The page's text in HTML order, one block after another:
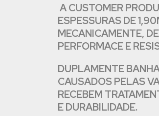
A CUSTOMER
ESPESSURAS DE
MECANICAMENTE,
PERFORMACE E
DUPLAMENTE
CAUSADOS PELAS
RECEBEM
E DURABILIDADE.